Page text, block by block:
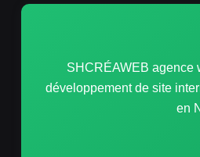
SHCRÉAWEB agence
développement de site
en